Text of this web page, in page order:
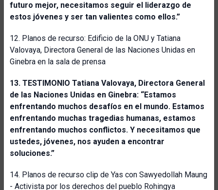
futuro mejor, necesitamos seguir el liderazgo de
estos jóvenes y ser tan valientes como ellos.”
12. Planos de recurso: Edificio de la ONU y Tatiana
Valovaya, Directora General de las Naciones Unidas en
Ginebra en la sala de prensa
13. TESTIMONIO Tatiana Valovaya, Directora General
de las Naciones Unidas en Ginebra: “Estamos
enfrentando muchos desafíos en el mundo. Estamos
enfrentando muchas tragedias humanas, estamos
enfrentando muchos conflictos. Y necesitamos que
ustedes, jóvenes, nos ayuden a encontrar
soluciones.”
14. Planos de recurso clip de Yas con Sawyedollah Maung
- Activista por los derechos del pueblo Rohingya